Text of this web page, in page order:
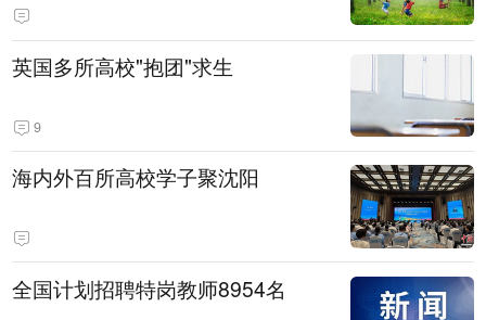
英国多所高校"抱团"求生
9
海内外百所高校学子聚沈阳
全国计划招聘特岗教师8954名